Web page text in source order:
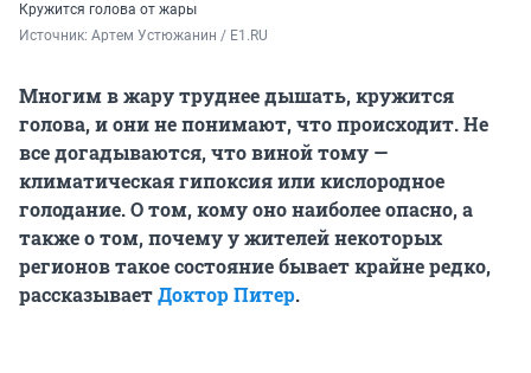
Кружится голова от жары
Источник: Артем Устюжанин / E1.RU
Многим в жару труднее дышать, кружится
голова, и они не понимают, что происходит. Не
все догадываются, что виной тому —
климатическая гипоксия или кислородное
голодание. О том, кому оно наиболее опасно, а
также о том, почемуу жителей некоторых
регионов такое состояние бывает крайне редко,
рассказываетДоктор Питер.